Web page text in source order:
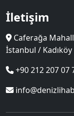
İletişim
Caferağa
İstanbul / Kadıköy
+90 212 207 07